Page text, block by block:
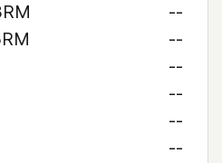
--
--
--
--
--
--